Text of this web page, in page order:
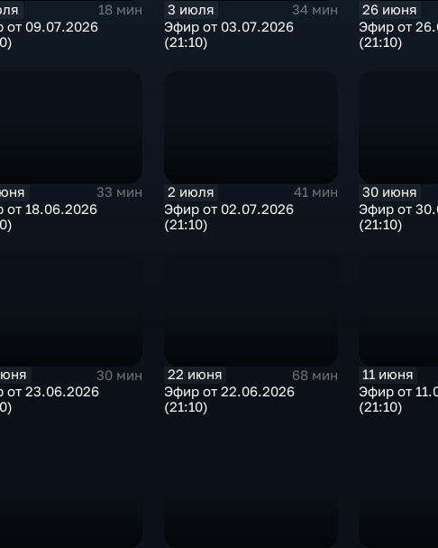
18 мин
от 09.07.2026
3 июля
34 мин
Эфир от 03.07.2026
(21:10)
26 июня
Эфир от
(21:10)
33 мин
от 18.06.2026
2 июля
41 мин
Эфир от 02.07.2026
(21:10)
30 июня
Эфир от
(21:10)
30 мин
от 23.06.2026
22 июня
68 мин
Эфир от 22.06.2026
(21:10)
11 июня
Эфир от
(21:10)